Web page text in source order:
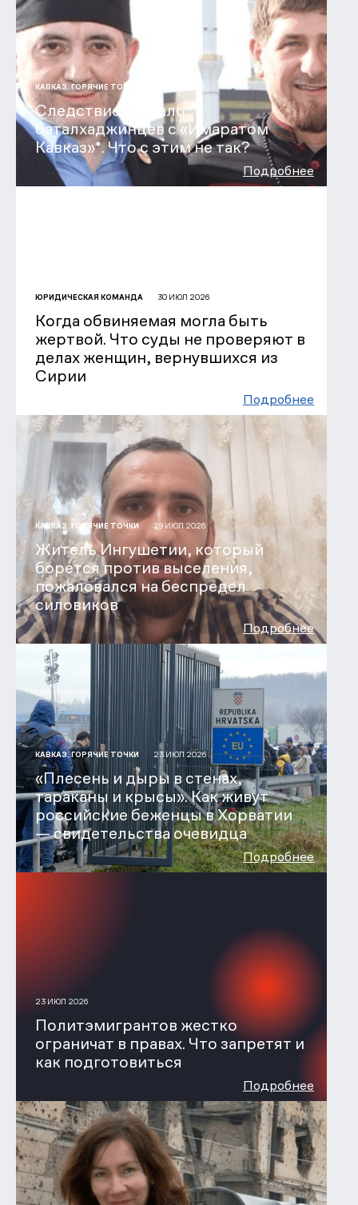
КАВКАЗ. ГОРЯЧИЕ ТОЧКИ 31 ИЮЛ 2026
Следствие связало
баталхаджинцев с «Имаратом
Кавказ»*. Что с этим не так?
Подробнее
ЮРИДИЧЕСКАЯ КОМАНДА 30 ИЮЛ 2026
Когда обвиняемая могла быть
жертвой. Что суды не проверяют в
делах женщин, вернувшихся из
Сирии
Подробнее
КАВКАЗ. ГОРЯЧИЕ ТОЧКИ 29 ИЮЛ 2026
Житель Ингушетии, который
борется против выселения,
пожаловался на беспредел
силовиков
Подробнее
КАВКАЗ. ГОРЯЧИЕ ТОЧКИ 23 ИЮЛ 2026
«Плесень и дыры в стенах,
тараканы и крысы». Как живут
российские беженцы в Хорватии
— свидетельства очевидца
Подробнее
23 ИЮЛ 2026
Политэмигрантов жестко
ограничат в правах. Что запретят и
как подготовиться
Подробнее